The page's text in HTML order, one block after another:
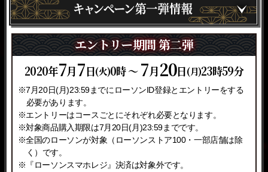
エントリー期間 第一弾
6 2 (火) 6 22 (月)
※6月22日(月)23:59までにローソンID登録とエントリーをする
必要があります。
※エントリーはコースごとにそれぞれ必要となります。
※対象商品購入期限は6月22日(月)23:59までです。
※全国のローソンが対象（ローソンストア100・一部店舗は除
く）です。
※『ローソンスマホレジ』決済は対象外です。
エントリー期間 第二弾
2020年7月7日(火)0時 ～7月20日(月)23時59分
※7月20日(月)23:59までにローソンID登録とエントリーをする
必要があります。
※エントリーはコースごとにそれぞれ必要となります。
※対象商品購入期限は7月20日(月)23:59までです。
※全国のローソンが対象（ローソンストア100・一部店舗は除
く）です。
※『ローソンスマホレジ』決済は対象外です。